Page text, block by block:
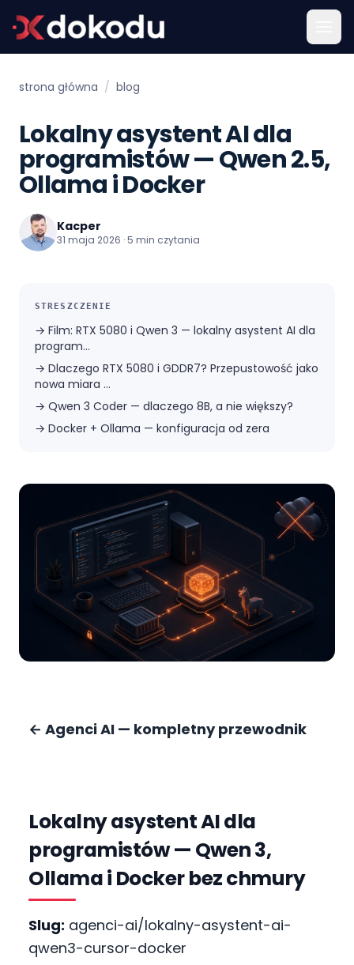
strona główna / blog
Lokalny asystent AI dla
programistów — Qwen 2.5,
Ollama i Docker
Kacper
31 maja 2026 · 5 min czytania
STRESZCZENIE
→ Film: RTX 5080 i Qwen 3 — lokalny asystent AI dla
program...
→ Dlaczego RTX 5080 i GDDR7? Przepustowość jako
nowa miara ...
→ Qwen 3 Coder — dlaczego 8B, a nie większy?
→ Docker + Ollama — konfiguracja od zera
← Agenci AI — kompletny przewodnik
Lokalny asystent AI dla
programistów — Qwen 3,
Ollama i Docker bez chmury
Slug: agenci-ai/lokalny-asystent-ai-
qwen3-cursor-docker